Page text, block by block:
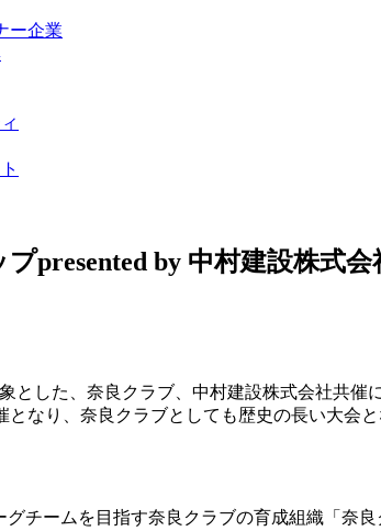
ー企業
presented by 中村建設株式
とした、奈良クラブ、中村建設株式会社共
なり、奈良クラブとしても歴史の長い大会と
グチームを目指す奈良クラブの育成組織「奈